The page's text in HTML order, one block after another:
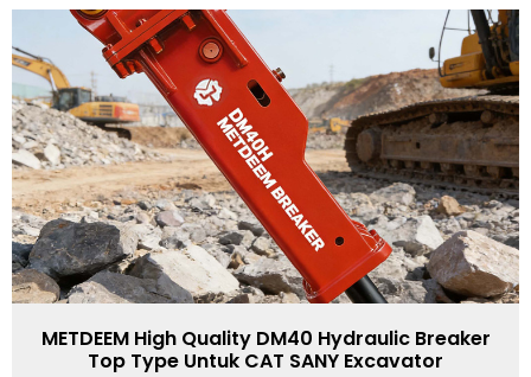
METDEEM High Quality DM40 Hydraulic Breaker
Top Type Untuk CAT SANY Excavator